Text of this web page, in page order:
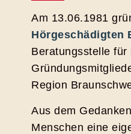
Am 13.06.1981
Hörgeschädigten
Beratungsstelle
Region
Aus dem
Menschen eine